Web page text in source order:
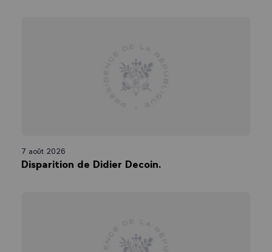
7 août 2026
Disparition de Didier Decoin.